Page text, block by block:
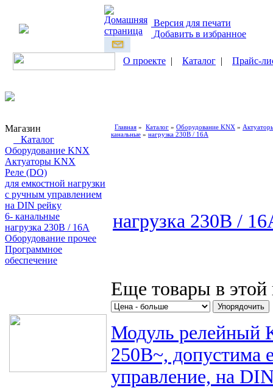
Версия для печати
Добавить в избранное
О проекте | Каталог | Прайс-
Магазин
Каталог
Оборудование KNX
Актуаторы KNX
Реле (DO)
для емкостной нагрузки
с ручным управлением
на DIN рейку
6- канальные
нагрузка 230В / 16А
Оборудование прочее
Программное
обеспечение
Главная » Каталог » Оборудование KNX »
канальные » нагрузка 230В / 16А
нагрузка 230В /
Еще товары в этой
Модуль релейный
250В~, допустима
управление, на